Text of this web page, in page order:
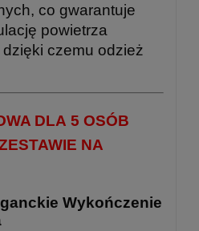
co gwarantuje
powietrza
czemu odzież
DLA 5 OSÓB
NA
Wykończenie